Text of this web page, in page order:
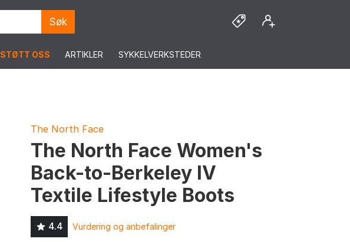
Søk
STØTT OSS ARTIKLER SYKKELVERKSTEDER
The North Face
The North Face Women's
Back-to-Berkeley IV
Textile Lifestyle Boots
4.4 Vurdering og anbefalinger